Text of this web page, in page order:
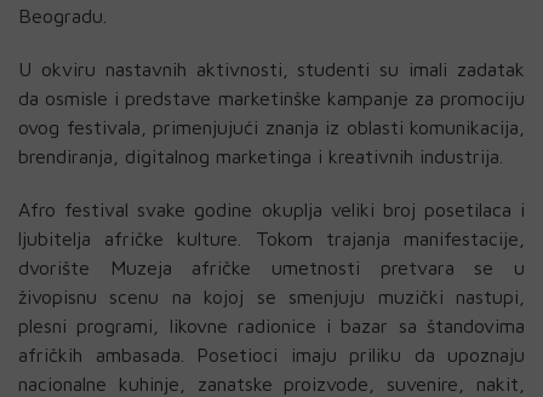
Beogradu.
U okviru nastavnih aktivnosti, studenti su imali zadatak
da osmisle i predstave marketinške kampanje za promociju
ovog festivala, primenjujući znanja iz oblasti komunikacija,
brendiranja, digitalnog marketinga i kreativnih industrija.
Afro festival svake godine okuplja veliki broj posetilaca i
ljubitelja afričke kulture. Tokom trajanja manifestacije,
dvorište Muzeja afričke umetnosti pretvara se u
živopisnu scenu na kojoj se smenjuju muzički nastupi,
plesni programi, likovne radionice i bazar sa štandovima
afričkih ambasada. Posetioci imaju priliku da upoznaju
nacionalne kuhinje, zanatske proizvode, suvenire, nakit,